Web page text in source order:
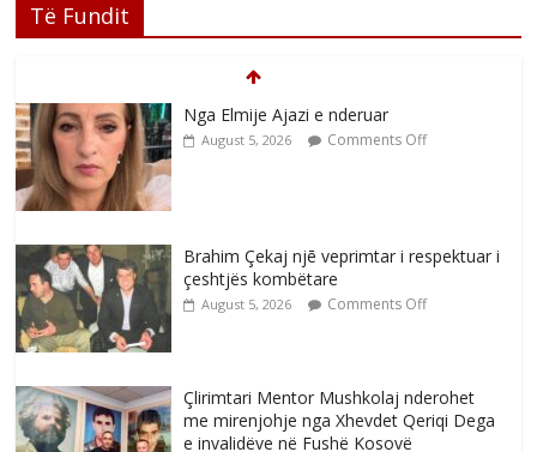
Të Fundit
Nga Elmije Ajazi e nderuar
August 5, 2026 Comments Off
Brahim Çekaj njē veprimtar i respektuar i
çeshtjës kombëtare
August 5, 2026 Comments Off
Çlirimtari Mentor Mushkolaj nderohet
me mirenjohje nga Xhevdet Qeriqi Dega
e invalidëve në Fushë Kosovë